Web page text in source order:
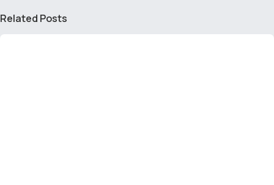
Related Posts